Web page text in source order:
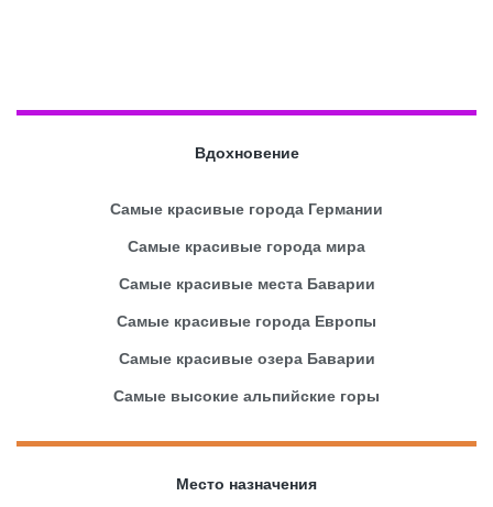
Вдохновение
Самые красивые города Германии
Самые красивые города мира
Самые красивые места Баварии
Самые красивые города Европы
Самые красивые озера Баварии
Самые высокие альпийские горы
Место назначения